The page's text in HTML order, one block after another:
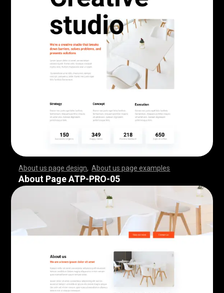
About us page design ,About us page examples
,,,,,,,,,,,,,,,,,,,,,,,, ,,,,,,,,,,,,,,,,,,,,,,,,,,,
,,,,,,,,,,,,,,,,,,,,,,,, ,,,,,,,,,,,,,,,,,,,,,,,,,,,
,,,,,,,,,,,,,,,,,,,,,,,, ,,,,,,,,,,,,,,,,,,,,,,,,,,,
,,,,,,,,,,,,,,,,,,,,,,,, ,,,,,,,,,,,,,,,,,,,,,,,,,,,
,,,,,,,,,,,,,,,,,,,,,,,, ,,,,,,,,,,,,,,,,,,,,,,,,,,,
,,,,,,,,,,,,,,,,,,,,,,,, ,,,,,,,,,,,,,,,,,,,,,,,,,,,
,,,,,,,,,,,,,,,,,,,,,,,, ,,,,,,,,,,,,,,,,,,,,,,,,,,,
,,,,,,,,,,,,,,,,,,,,,,,, ,,,,,,,,,,,,
About Page ATP-PRO-05